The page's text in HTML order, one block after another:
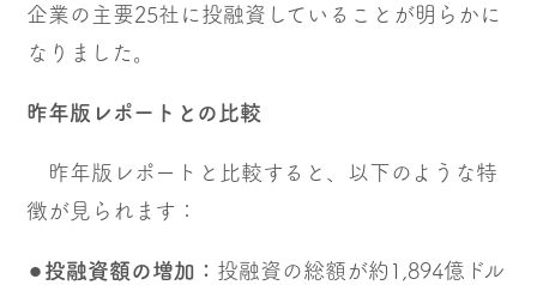
企業の主要25社に投融資していることが明らかに
なりました。
昨年版レポートとの比較
昨年版レポートと比較すると、以下のような特
徴が見られます：
⚫︎ 投融資額の増加： 投融資の総額が約1,894億ドル